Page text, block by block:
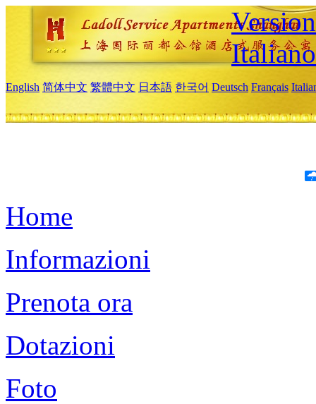
Italiano
English 简体中文 繁體中文 日本語 한국어 Deutsch Français
Home
Informazioni
Prenota ora
Dotazioni
Foto